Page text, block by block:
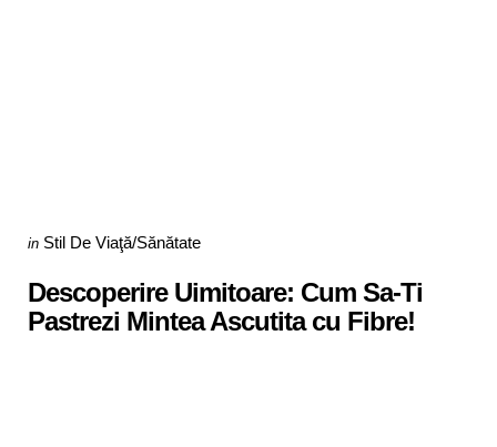
Categories
Posted
in Stil De Viaţă/Sănătate
Descoperire Uimitoare: Cum Sa-Ti
Pastrezi Mintea Ascutita cu Fibre!